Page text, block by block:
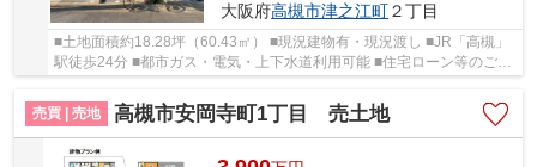
大阪府高槻市津之江町２丁目
■土地面積約18.28坪（60.43㎡） ■現況建物有・現況渡し ■JR「高槻」
駅徒歩24分 ■都市ガス・電気・上下水道利用可能 ■住宅ローン等のご相
売買 | 売地
高槻市安岡寺町1丁目 売土地